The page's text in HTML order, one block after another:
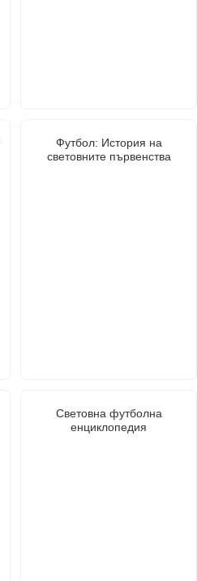
Футбол: История на
световните първенства
Световна футболна
енциклопедия